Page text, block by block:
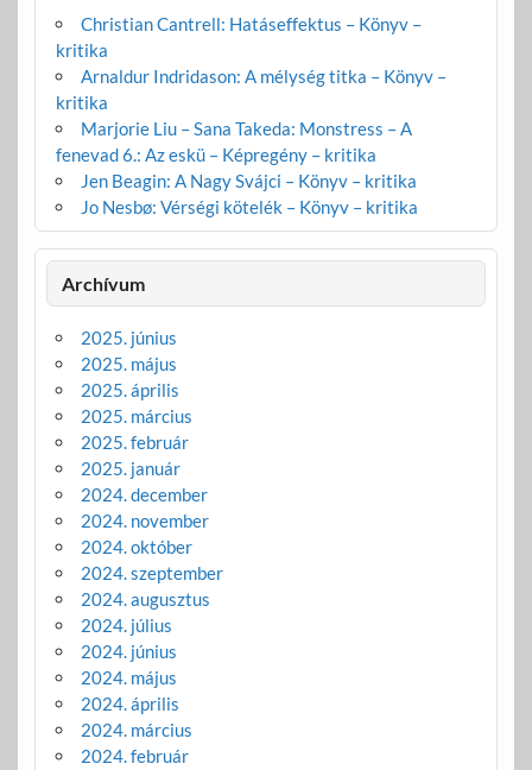
Christian Cantrell: Hatáseffektus – Könyv –
kritika
Arnaldur Indridason: A mélység titka – Könyv –
kritika
Marjorie Liu – Sana Takeda: Monstress – A
fenevad 6.: Az eskü – Képregény – kritika
Jen Beagin: A Nagy Svájci – Könyv – kritika
Jo Nesbø: Vérségi kötelék – Könyv – kritika
Archívum
2025. június
2025. május
2025. április
2025. március
2025. február
2025. január
2024. december
2024. november
2024. október
2024. szeptember
2024. augusztus
2024. július
2024. június
2024. május
2024. április
2024. március
2024. február